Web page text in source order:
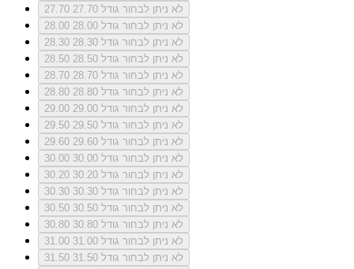
27.70
לא ניתן לבחור גודל 27.70
28.00
לא ניתן לבחור גודל 28.00
28.30
לא ניתן לבחור גודל 28.30
28.50
לא ניתן לבחור גודל 28.50
28.70
לא ניתן לבחור גודל 28.70
28.80
לא ניתן לבחור גודל 28.80
29.00
לא ניתן לבחור גודל 29.00
29.50
לא ניתן לבחור גודל 29.50
29.60
לא ניתן לבחור גודל 29.60
30.00
לא ניתן לבחור גודל 30.00
30.20
לא ניתן לבחור גודל 30.20
30.30
לא ניתן לבחור גודל 30.30
30.50
לא ניתן לבחור גודל 30.50
30.80
לא ניתן לבחור גודל 30.80
31.00
לא ניתן לבחור גודל 31.00
31.50
לא ניתן לבחור גודל 31.50